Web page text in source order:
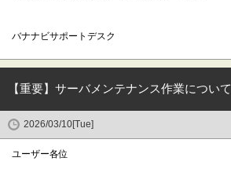
バナナビサポートデスク
【重要】サーバメンテナンス作業について
2026/03/10[Tue]
ユーザー各位